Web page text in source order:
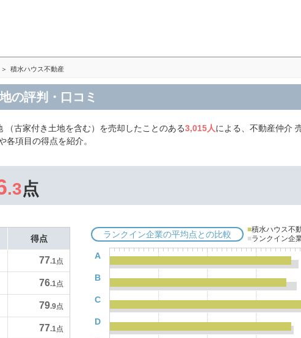
積水ハウス不動産
の評判・口コミ
古家付き土地を含む）を売却したことのある3,015人による、不動産仲介
項目の得点を紹介。
.3点
得点
77.1点
76.1点
79.9点
77.1点
ランクイン企業の平均点との比較 ■積水ハウス不
■ランクイン企
A
B
C
D